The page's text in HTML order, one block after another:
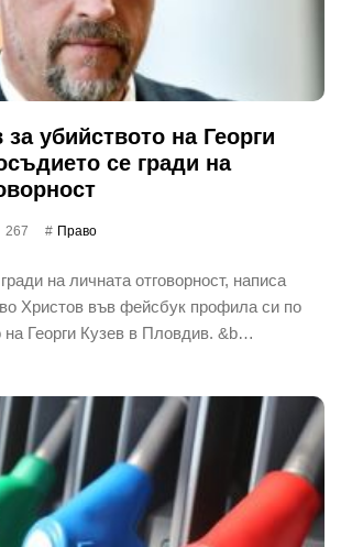
убийството на Георги
се гради на
267 Право
на личната отговорност, написа
Христов във фейсбук профила си по
на Георги Кузев в Пловдив. &b…